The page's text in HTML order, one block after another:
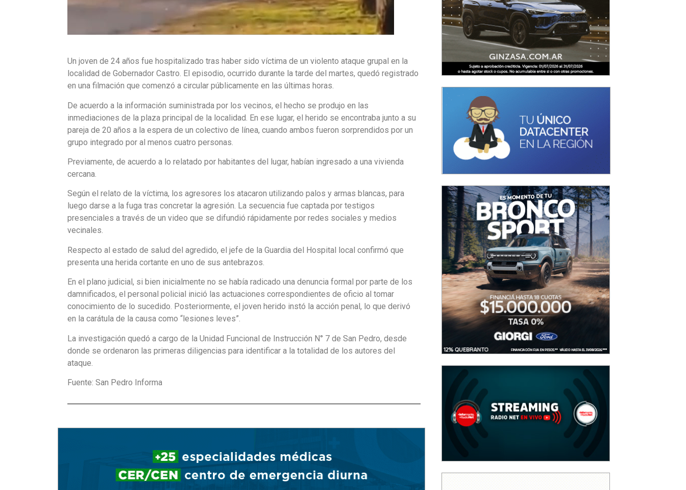
Un joven de 24 años fue hospitalizado tras haber sido víctima de un violento ataque grupal en la
localidad de Gobernador Castro. El episodio, ocurrido durante la tarde del martes, quedó registrado
en una filmación que comenzó a circular públicamente en las últimas horas.
De acuerdo a la información suministrada por los vecinos, el hecho se produjo en las
inmediaciones de la plaza principal de la localidad. En ese lugar, el herido se encontraba junto a su
pareja de 20 años a la espera de un colectivo de línea, cuando ambos fueron sorprendidos por un
grupo integrado por al menos cuatro personas.
Previamente, de acuerdo a lo relatado por habitantes del lugar, habían ingresado a una vivienda
cercana.
Según el relato de la víctima, los agresores los atacaron utilizando palos y armas blancas, para
luego darse a la fuga tras concretar la agresión. La secuencia fue captada por testigos
presenciales a través de un video que se difundió rápidamente por redes sociales y medios
vecinales.
Respecto al estado de salud del agredido, el jefe de la Guardia del Hospital local confirmó que
presenta una herida cortante en uno de sus antebrazos.
En el plano judicial, si bien inicialmente no se había radicado una denuncia formal por parte de los
damnificados, el personal policial inició las actuaciones correspondientes de oficio al tomar
conocimiento de lo sucedido. Posteriormente, el joven herido instó la acción penal, lo que derivó
en la carátula de la causa como “lesiones leves”.
La investigación quedó a cargo de la Unidad Funcional de Instrucción N° 7 de San Pedro, desde
donde se ordenaron las primeras diligencias para identificar a la totalidad de los autores del
ataque.
Fuente: San Pedro Informa